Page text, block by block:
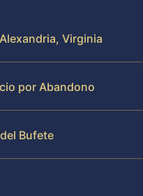
Virginia
por Abandono
Bufete